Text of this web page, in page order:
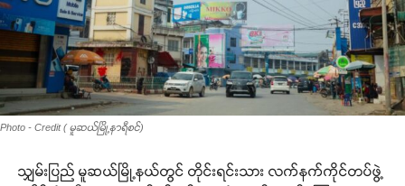
Photo - Credit ( မူဆယ်မြို့နာရီစင်)
သျှမ်းပြည် မူဆယ်မြို့နယ်တွင် တိုင်းရင်းသား လက်နက်ကိုင်တပ်ဖွဲ့